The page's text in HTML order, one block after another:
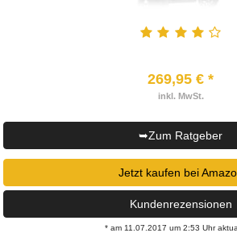
269,95 € *
inkl. MwSt.
➥Zum Ratgeber
Jetzt kaufen bei
Kundenrezensionen
* am 11.07.2017 um 2:53 Uhr